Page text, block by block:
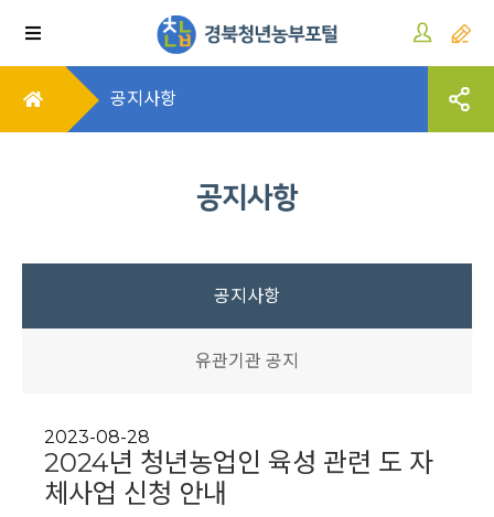
공지사항
공지사항
공지사항
유관기관 공지
2023-08-28
2024년 청년농업인 육성 관련 도 자
체사업 신청 안내